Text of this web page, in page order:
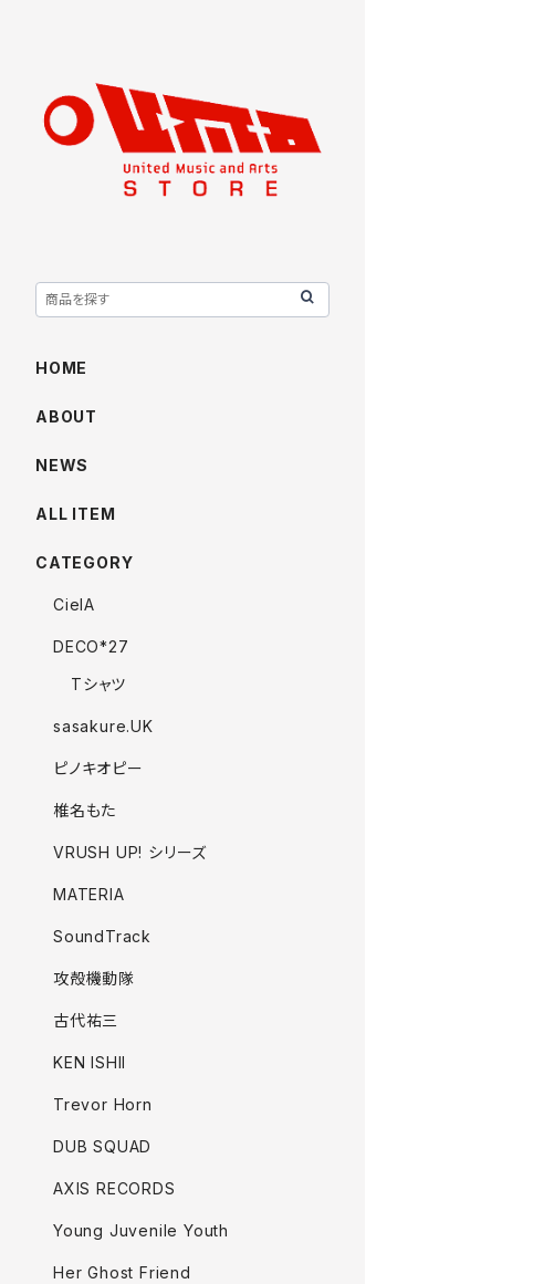
HOME
ABOUT
NEWS
ALL ITEM
CATEGORY
CielA
DECO*27
Tシャツ
sasakure.UK
ピノキオピー
椎名もた
VRUSH UP! シリーズ
MATERIA
SoundTrack
攻殻機動隊
古代祐三
KEN ISHII
Trevor Horn
DUB SQUAD
AXIS RECORDS
Young Juvenile Youth
Her Ghost Friend